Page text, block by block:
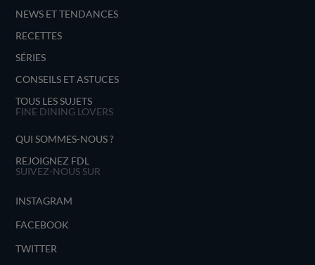
NEWS ET TENDANCES
RECETTES
SÉRIES
CONSEILS ET ASTUCES
TOUS LES SUJETS
FINE DINING LOVERS
QUI SOMMES-NOUS ?
REJOIGNEZ FDL
SUIVEZ-NOUS SUR
INSTAGRAM
FACEBOOK
TWITTER